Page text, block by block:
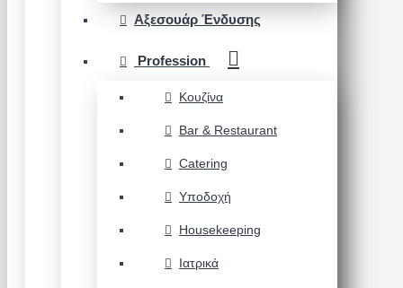
Αξεσουάρ Ένδυσης
Profession
Κουζίνα
Bar & Restaurant
Catering
Υποδοχή
Housekeeping
Ιατρικά